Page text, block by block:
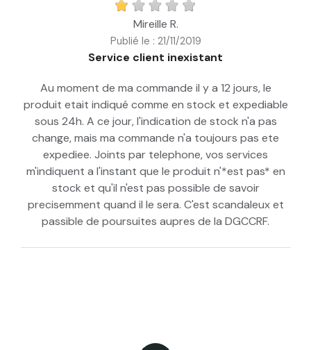
Mireille R.
Publié le : 21/11/2019
Service client inexistant
Au moment de ma commande il y a 12 jours, le
produit etait indiqué comme en stock et expediable
sous 24h. A ce jour, l'indication de stock n'a pas
change, mais ma commande n'a toujours pas ete
expediee. Joints par telephone, vos services
m'indiquent a l'instant que le produit n'*est pas* en
stock et qu'il n'est pas possible de savoir
precisemment quand il le sera. C'est scandaleux et
passible de poursuites aupres de la DGCCRF.